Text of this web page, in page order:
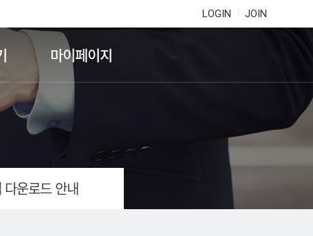
LOGIN JOIN
마이페이지
다운로드 안내